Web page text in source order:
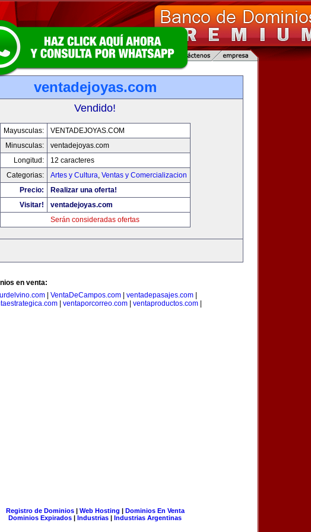
ventadejoyas.com
Vendido!
Mayusculas:
VENTADEJOYAS.COM
Minusculas:
ventadejoyas.com
Longitud:
12 caracteres
Categorias:
Artes y Cultura, Ventas y Comercializacion
Precio:
Realizar una oferta!
Visitar!
ventadejoyas.com
Serán consideradas ofertas
en venta:
| VentaDeCampos.com| ventadepasajes.com|
| ventaporcorreo.com| ventaproductos.com|
Registro de Dominios| Web Hosting | Dominios En Venta
Dominios Expirados | Industrias | Industrias Argentinas